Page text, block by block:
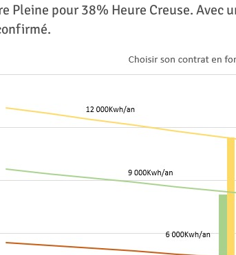
Pleine pour 38% Heure Creuse. Avec